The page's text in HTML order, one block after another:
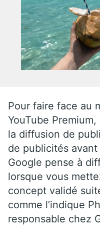
Pour faire face au
YouTube
la diffusion de
de publicités
Google pense à
lorsque vous
concept validé
comme l’indique
responsable chez